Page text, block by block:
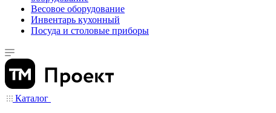
Весовое оборудование
Инвентарь кухонный
Посуда и столовые приборы
Каталог